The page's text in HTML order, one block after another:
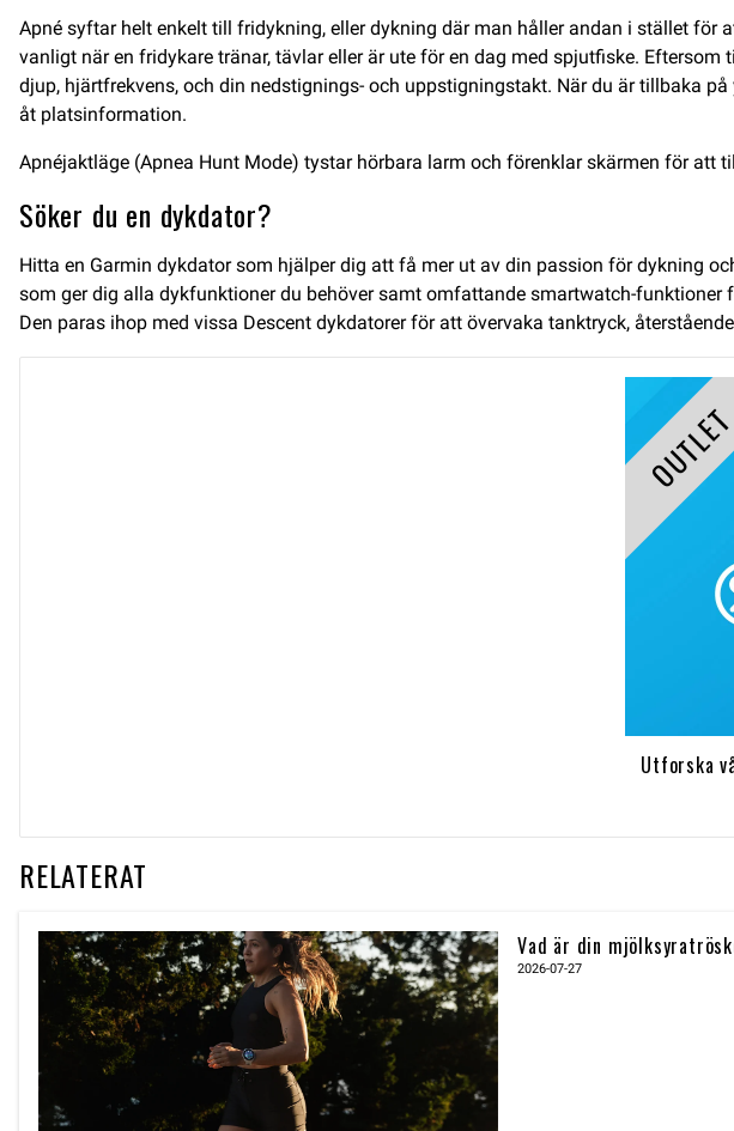
Apné syftar helt enkelt till fridykning, eller dykning där man håller andan i stället
vanligt när en fridykare tränar, tävlar eller är ute för en dag med spjutfiske.
djup, hjärtfrekvens, och din nedstignings- och uppstigningstakt. När du är tillbaka
åt platsinformation.
Apnéjaktläge (Apnea Hunt Mode) tystar hörbara larm och förenklar skärmen för
Söker du en dykdator?
Hitta en Garmin dykdator som hjälper dig att få mer ut av din passion för dykning
som ger dig alla dykfunktioner du behöver samt omfattande smartwatch-
Den paras ihop med vissa Descent dykdatorer för att övervaka tanktryck,
Utforska
RELATERAT
Vad är din
2026-07-27